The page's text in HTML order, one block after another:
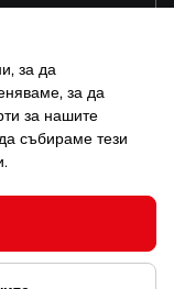
на плащане
и поддръжка
за да
за да
за нашите
събираме тези